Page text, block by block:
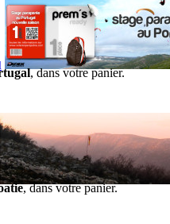
, dans votre panier.
, dans votre panier.